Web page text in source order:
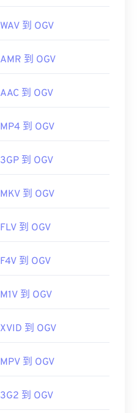
WAV 到 OGV
AMR 到 OGV
AAC 到 OGV
MP4 到 OGV
3GP 到 OGV
MKV 到 OGV
FLV 到 OGV
F4V 到 OGV
M1V 到 OGV
XVID 到 OGV
MPV 到 OGV
3G2 到 OGV